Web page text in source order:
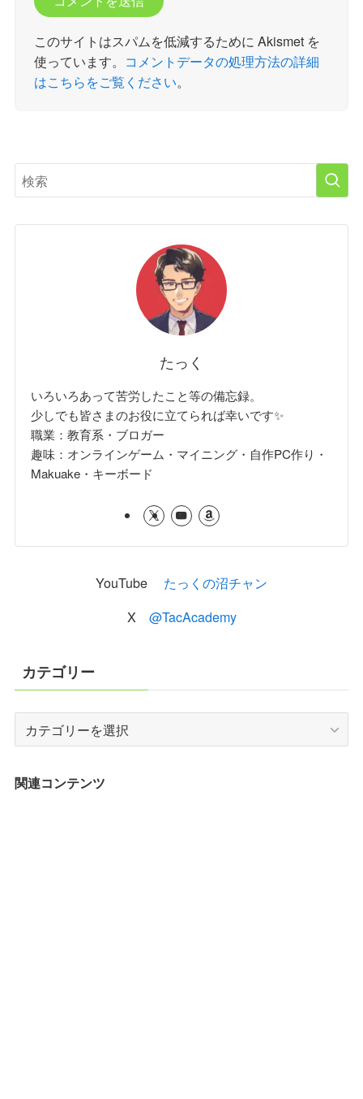
このサイトはスパムを低減するために Akismet を
使っています。 コメントデータの処理方法の詳細
はこちらをご覧ください。
たっく
いろいろあって苦労したこと等の備忘録。
少しでも皆さまのお役に立てられば幸いです✨
職業：教育系・ブロガー
趣味：オンラインゲーム・マイニング・自作PC作り・
Makuake・キーボード
YouTube たっくの沼チャン
X @TacAcademy
カテゴリー
テ
リ
関連コンテンツ